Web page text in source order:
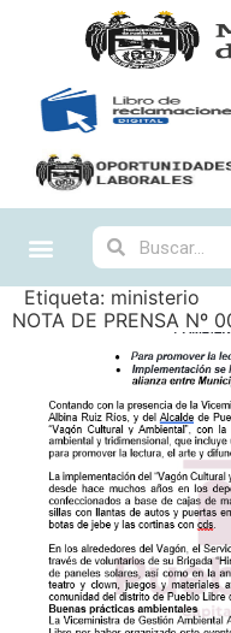
Etiqueta: ministerio
NOTA DE PRENSA Nº